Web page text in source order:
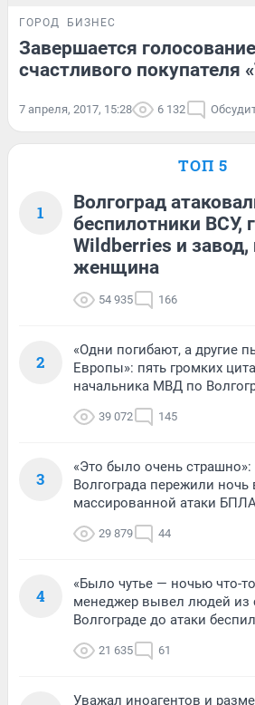
ГОРОД БИЗНЕС
Завершается
счастливого покупателя
7 апреля, 2017, 15:28 6 132
ТОП 5
1
Волгоград
беспилотники ВСУ,
Wildberries и завод,
женщина
54 935 166
2
«Одни погибают, а другие
Европы»: пять громких
начальника МВД по
39 072 145
3
«Это было очень страшно»:
Волгограда пережили ночь
массированной атаки
29 879 44
4
«Было чутье — ночью что-
менеджер вывел людей из
Волгограде до атаки
21 635 61
Уважал иноагентов и